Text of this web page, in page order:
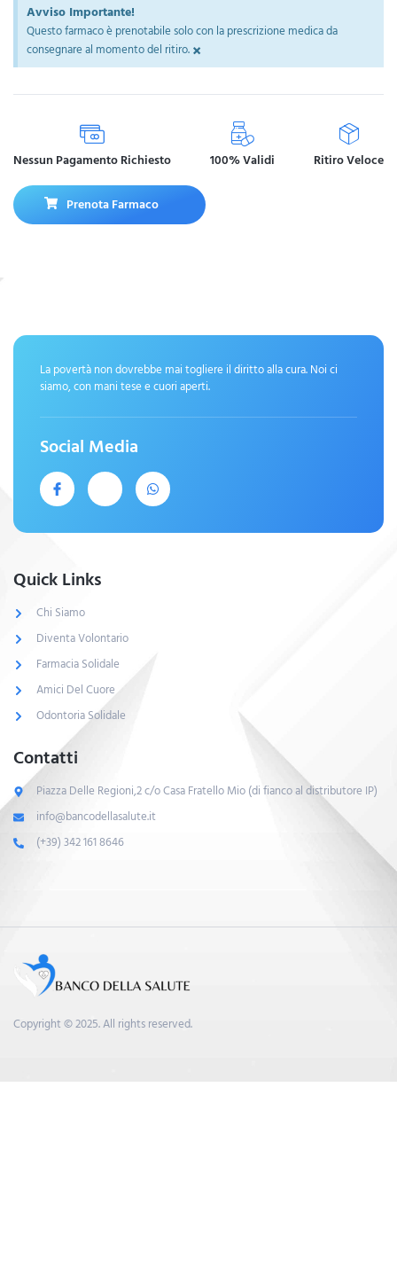
Avviso Importante!
Questo farmaco è prenotabile solo con la prescrizione medica da
consegnare al momento del ritiro.×
Nessun Pagamento Richiesto 100% Validi Ritiro Veloce
Prenota Farmaco
La povertà non dovrebbe mai togliere il diritto alla cura. Noi ci
siamo, con mani tese e cuori aperti.
Social Media
Quick Links
Chi Siamo
Diventa Volontario
Farmacia Solidale
Amici Del Cuore
Odontoria Solidale
Contatti
Piazza Delle Regioni,2 c/o Casa Fratello Mio (di fianco al distributore IP)
info@bancodellasalute.it
(+39) 342 161 8646
Copyright © 2025. All rights reserved.